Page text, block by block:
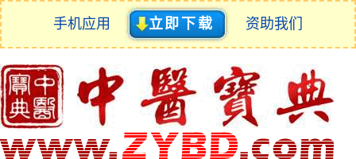
手机应用 立即下载 资助我们